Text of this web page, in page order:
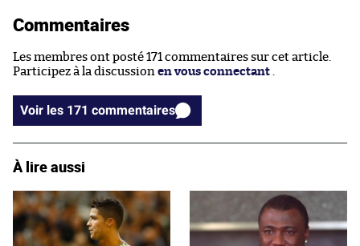
Commentaires
Les membres ont posté 171 commentaires sur cet article.
Participez à la discussion en vous connectant
Voir les 171 commentaires
À lire aussi